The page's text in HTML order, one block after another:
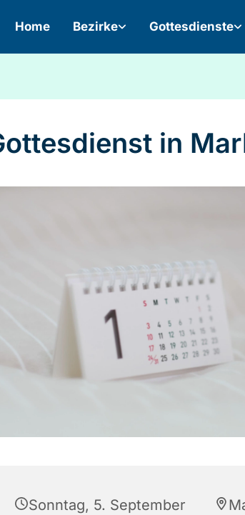
Home Bezirke Gottesdienste
in
Sonntag, 5. September